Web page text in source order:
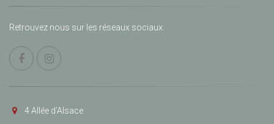
Retrouvez nous sur les réseaux sociaux.
4 Allée d’Alsace